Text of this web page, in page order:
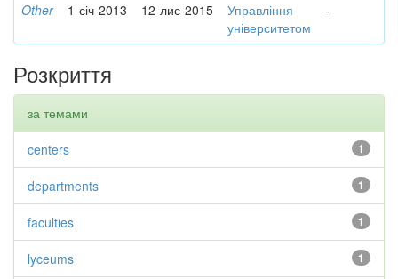
Other 1-січ-2013 12-лис-2015
Управління
університетом
-
Розкриття
за темами
1
centers
1
departments
1
faculties
1
lyceums